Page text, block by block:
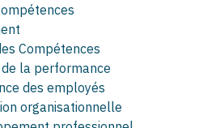
Compétences
la performance
des employés
organisationnelle